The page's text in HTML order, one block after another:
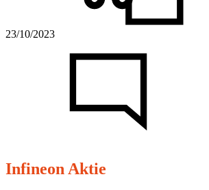
23/10/2023
Infineon Aktie